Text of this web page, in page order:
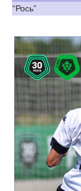
“Рось”